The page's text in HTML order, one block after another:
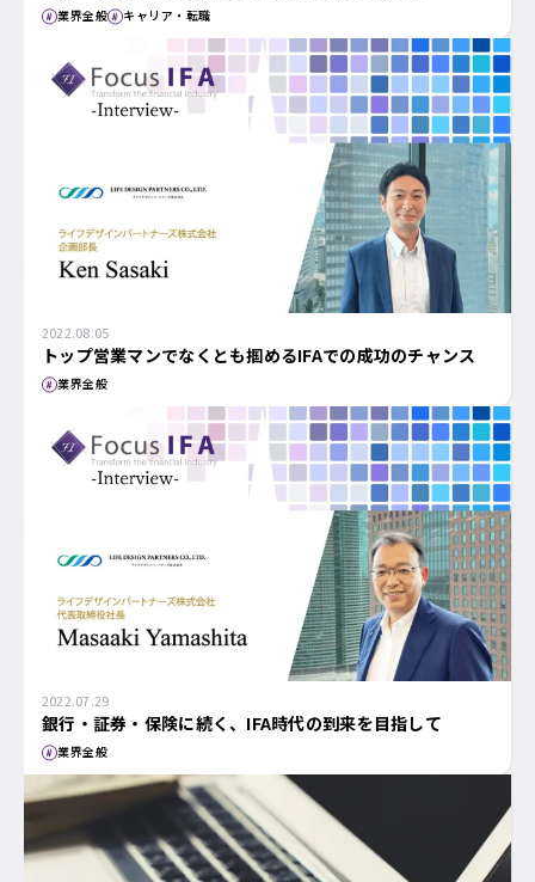
業界全般 キャリア・転職
2022.08.05
トップ営業マンでなくとも掴めるIFAでの成功のチャンス
業界全般
2022.07.29
銀行・証券・保険に続く、IFA時代の到来を目指して
業界全般